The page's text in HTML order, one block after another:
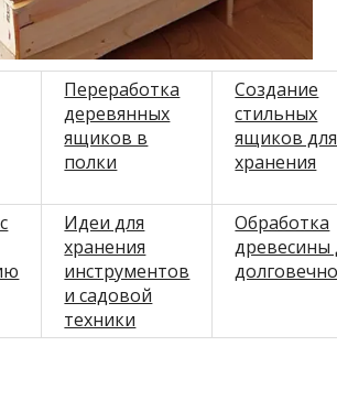
Переработка
деревянных
ящиков в
полки
Создание
стильных
ящиков для
хранения
Идеи для
хранения
инструментов
и садовой
техники
Обработка
древесины